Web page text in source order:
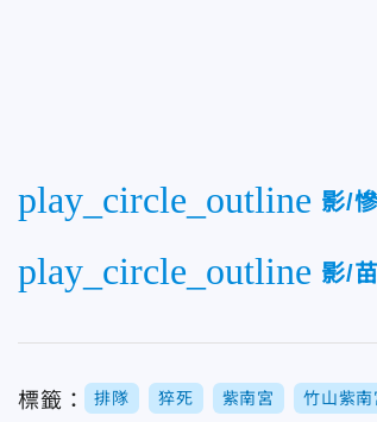
play_circle_outline 影/
play_circle_outline 影/
標籤： 排隊 猝死 紫南宮 竹山紫南